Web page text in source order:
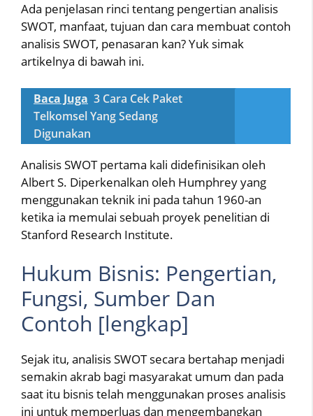
Ada penjelasan rinci tentang pengertian analisis
SWOT, manfaat, tujuan dan cara membuat contoh
analisis SWOT, penasaran kan? Yuk simak
artikelnya di bawah ini.
Baca Juga 3 Cara Cek Paket
Telkomsel Yang Sedang
Digunakan
Analisis SWOT pertama kali didefinisikan oleh
Albert S. Diperkenalkan oleh Humphrey yang
menggunakan teknik ini pada tahun 1960-an
ketika ia memulai sebuah proyek penelitian di
Stanford Research Institute.
Hukum Bisnis: Pengertian,
Fungsi, Sumber Dan
Contoh [lengkap]
Sejak itu, analisis SWOT secara bertahap menjadi
semakin akrab bagi masyarakat umum dan pada
saat itu bisnis telah menggunakan proses analisis
ini untuk memperluas dan mengembangkan